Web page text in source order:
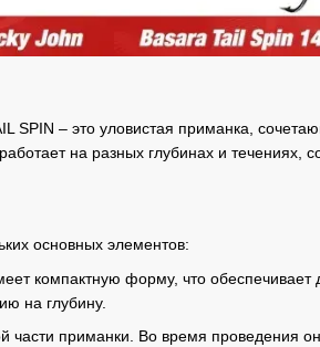
SPIN – это уловистая приманка,
на разных глубинах и
основных элементов:
компактную форму, что
на глубину.
части приманки. Во время проведения